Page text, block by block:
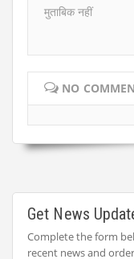
मुताबिक नहीं
NO
Get News
Complete the form
recent news and